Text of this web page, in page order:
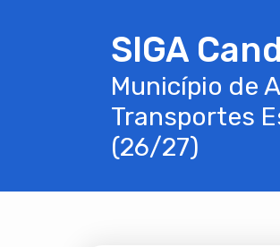
SIGA
Município de
Transportes
(26/27)